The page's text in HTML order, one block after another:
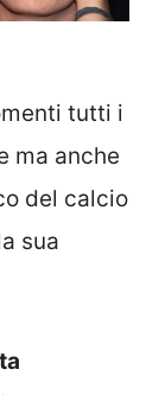
tutti i
ma anche
del calcio
sua